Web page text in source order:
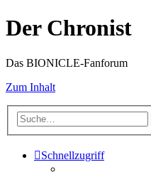
Der Chronist
Das BIONICLE-Fanforum
Zum Inhalt
Schnellzugriff